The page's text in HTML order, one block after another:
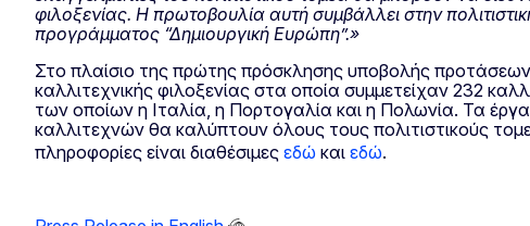
φιλοξενίας. Η πρωτοβουλία αυτή συμβάλλει στην
προγράμματος “Δημιουργική Ευρώπη”.»
Στο πλαίσιο της πρώτης πρόσκλησης υποβολής προτάσεων
καλλιτεχνικής φιλοξενίας στα οποία συμμετείχαν 232
των οποίων η Ιταλία, η Πορτογαλία και η Πολωνία. Τα
καλλιτεχνών θα καλύπτουν όλους τους πολιτιστικούς
πληροφορίες είναι διαθέσιμες εδώ και εδώ.